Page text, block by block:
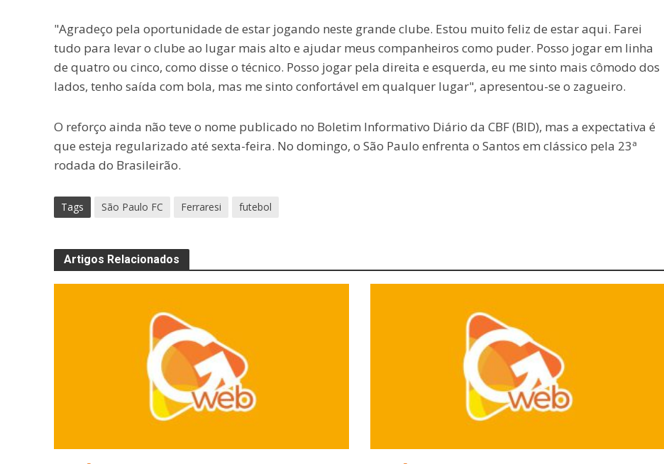
"Agradeço pela oportunidade de estar jogando neste grande clube. Estou muito feliz de estar aqui. Farei
tudo para levar o clube ao lugar mais alto e ajudar meus companheiros como puder. Posso jogar em linha
de quatro ou cinco, como disse o técnico. Posso jogar pela direita e esquerda, eu me sinto mais cômodo dos
lados, tenho saída com bola, mas me sinto confortável em qualquer lugar", apresentou-se o zagueiro.
O reforço ainda não teve o nome publicado no Boletim Informativo Diário da CBF (BID), mas a expectativa é
que esteja regularizado até sexta-feira. No domingo, o São Paulo enfrenta o Santos em clássico pela 23ª
rodada do Brasileirão.
Tags São Paulo FC Ferraresi futebol
Artigos Relacionados